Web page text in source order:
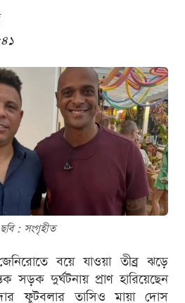
ছবি : সংগৃহীত
বয়ে যাওয়া তীব্র ঝড়ে
সড়ক দুর্ঘটনায় প্রাণ হারিয়েছেন
ফুটবলার তাসিও মায়া দোস